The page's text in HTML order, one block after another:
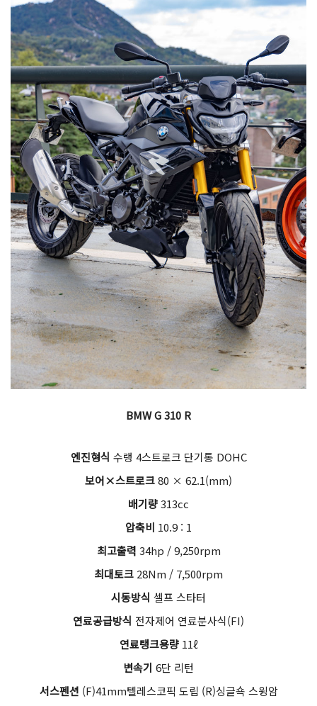
BMW G 310 R
엔진형식 수랭 4스트로크 단기통 DOHC
보어×스트로크80 × 62.1(mm)
배기량313cc
압축비 10.9 : 1
최고출력 34hp / 9,250rpm
최대토크 28Nm / 7,500rpm
시동방식 셀프 스타터
연료공급방식 전자제어 연료분사식(FI)
연료탱크용량 11ℓ
변속기 6단 리턴
서스펜션 (F)41mm텔레스코픽 도립 (R)싱글쇽 스윙암